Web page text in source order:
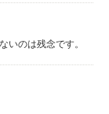
いのは残念です。